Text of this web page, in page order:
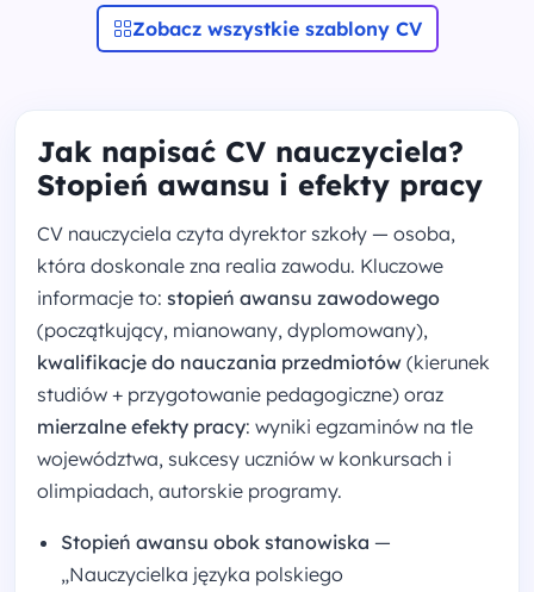
Zobacz wszystkie szablony CV
Jak napisać CV nauczyciela?
Stopień awansu i efekty pracy
CV nauczyciela czyta dyrektor szkoły — osoba,
która doskonale zna realia zawodu. Kluczowe
informacje to: stopień awansu zawodowego
(początkujący, mianowany, dyplomowany),
kwalifikacje do nauczania przedmiotów (kierunek
studiów + przygotowanie pedagogiczne) oraz
mierzalne efekty pracy: wyniki egzaminów na tle
województwa, sukcesy uczniów w konkursach i
olimpiadach, autorskie programy.
Stopień awansu obok stanowiska —
„Nauczycielka języka polskiego